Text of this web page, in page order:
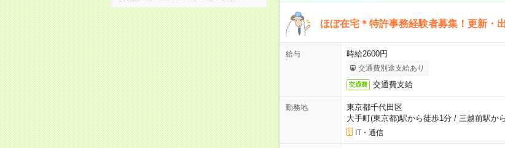
ほぼ在宅＊特許事務経験者募集！更新・
給与 時給2600円
交通費別途支給あり
交通費 交通費支給
勤務地
東京都千代田区
大手町(東京都)駅から徒歩1分/ 三越前駅か
IT・通信